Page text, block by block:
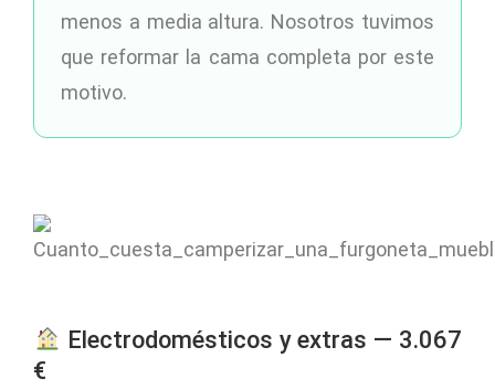
menos a media altura. Nosotros tuvimos
que reformar la cama completa por este
motivo.
Electrodomésticos y extras — 3.067
€